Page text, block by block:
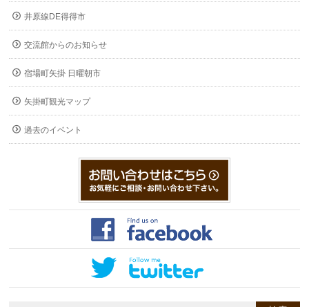
井原線DE得得市
交流館からのお知らせ
宿場町矢掛 日曜朝市
矢掛町観光マップ
過去のイベント